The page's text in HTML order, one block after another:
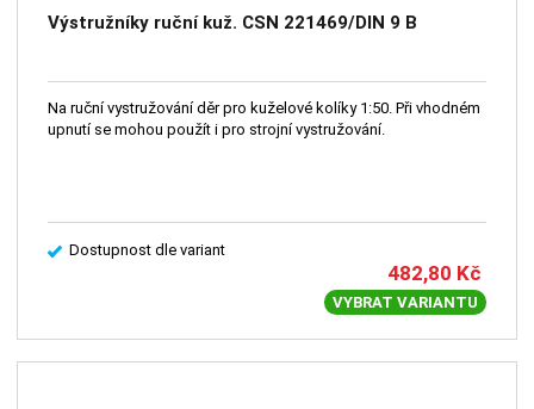
Výstružníky ruční kuž. CSN 221469/DIN 9 B
Na ruční vystružování děr pro kuželové kolíky 1:50. Při vhodném
upnutí se mohou použít i pro strojní vystružování.
Dostupnost dle variant
482,80 Kč
VYBRAT VARIANTU